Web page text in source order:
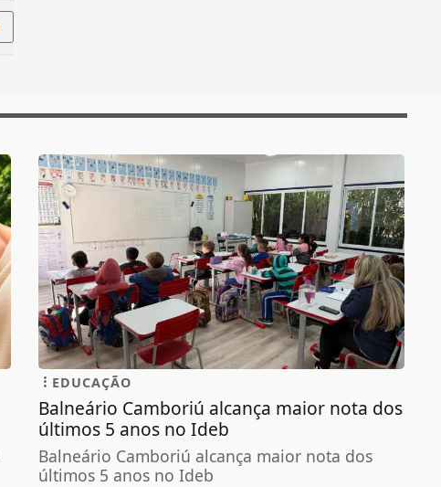
EDUCAÇÃO
Balneário Camboriú alcança maior nota dos
últimos 5 anos no Ideb
Balneário Camboriú alcança maior nota dos
últimos 5 anos no Ideb